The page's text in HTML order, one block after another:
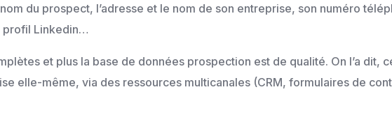
du prospect, l’adresse et le nom de son entreprise, son numéro
profil Linkedin…
et plus la base de données prospection est de qualité. On l’a dit,
elle-même, via des ressources multicanales (CRM, formulaires de